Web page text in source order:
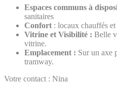
Espaces communs à
sanitaires
Confort : locaux chauffés
Vitrine et Visibilité : Belle
vitrine.
Emplacement : Sur un axe
tramway.
Votre contact : Nina